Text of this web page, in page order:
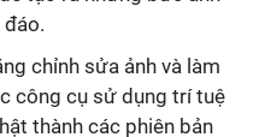
chỉnh sửa ảnh và làm
công cụ sử dụng trí tuệ
thành các phiên bản